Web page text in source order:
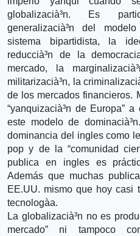
globalizacià³n. Es
generalizacià³n del
sistema bipartidista, la
reduccià³n de la
mercado, la
militarizacià³n, la
de los mercados financieros.
“yanquizacià³n de Europa”
este modelo de
dominancia del ingles como
pop y de la “comunidad
publica en ingles es
Además que muchas
EE.UU. mismo que hoy casi
tecnologà­a.
La globalizacià³n no es
mercado” ni tampoco